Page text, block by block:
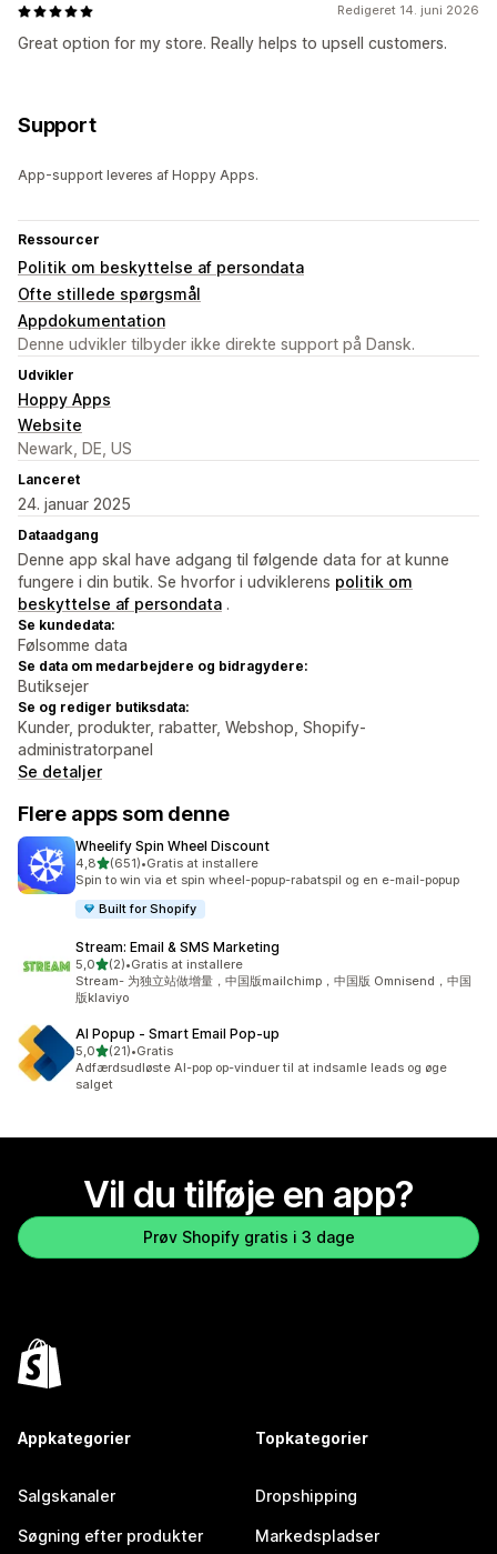
Redigeret 14. juni 2026
Great option for my store. Really helps to upsell customers.
Support
App-support leveres af Hoppy Apps.
Ressourcer
Politik om beskyttelse af persondata
Ofte stillede spørgsmål
Appdokumentation
Denne udvikler tilbyder ikke direkte support på Dansk.
Udvikler
Hoppy Apps
Website
Newark, DE, US
Lanceret
24. januar 2025
Dataadgang
Denne app skal have adgang til følgende data for at kunne
fungere i din butik. Se hvorfor i udviklerens politik om
beskyttelse af persondata .
Se kundedata:
Følsomme data
Se data om medarbejdere og bidragydere:
Butiksejer
Se og rediger butiksdata:
Kunder, produkter, rabatter, Webshop, Shopify-
administratorpanel
Se detaljer
Flere apps som denne
Wheelify Spin Wheel Discount
4,8ud af 5 stjerner
(651)
651 anmeldelser i alt
•Gratis at installere
Spin to win via et spin wheel-popup-rabatspil og en e-mail-popup
Built for Shopify
Stream: Email & SMS Marketing
5,0ud af 5 stjerner
(2)
2 anmeldelser i alt
•Gratis at installere
Stream- 为独立站做增量，中国版mailchimp，中国版 Omnisend，中国
版klaviyo
AI Popup ‑ Smart Email Pop‑up
5,0ud af 5 stjerner
(21)
21 anmeldelser i alt
•Gratis
Adfærdsudløste AI-pop op-vinduer til at indsamle leads og øge
salget
Vil du tilføje en app?
Prøv Shopify gratis i 3 dage
Appkategorier
Salgskanaler
Søgning efter produkter
Topkategorier
Dropshipping
Markedspladser